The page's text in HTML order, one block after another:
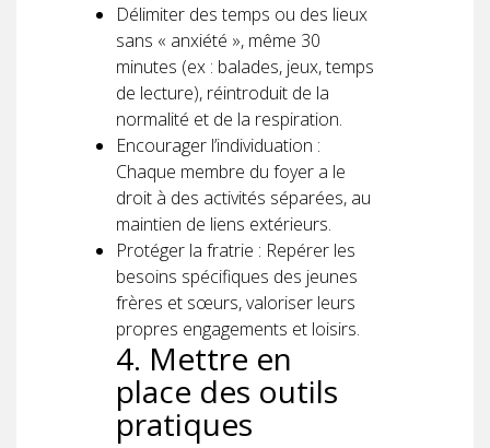
Délimiter des temps ou des lieux
sans « anxiété », même 30
minutes (ex : balades, jeux, temps
de lecture), réintroduit de la
normalité et de la respiration.
Encourager l’individuation :
Chaque membre du foyer a le
droit à des activités séparées, au
maintien de liens extérieurs.
Protéger la fratrie : Repérer les
besoins spécifiques des jeunes
frères et sœurs, valoriser leurs
propres engagements et loisirs.
4. Mettre en
place des outils
pratiques